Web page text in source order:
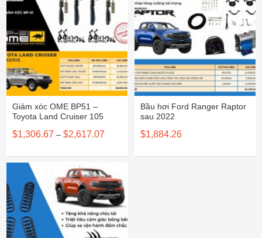
Giảm xóc OME BP51 –
Toyota Land Cruiser 105
$1,306.67 – $2,617.07
$1,306.67
$2,617.07
Bầu hơi Ford Ranger Raptor
sau 2022
$1,884.26